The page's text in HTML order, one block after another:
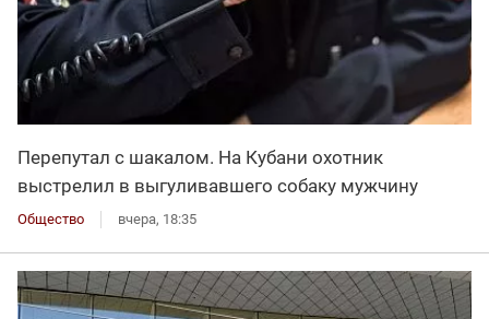
Перепутал с шакалом. На Кубани охотник
выстрелил в выгуливавшего собаку мужчину
Общество вчера, 18:35